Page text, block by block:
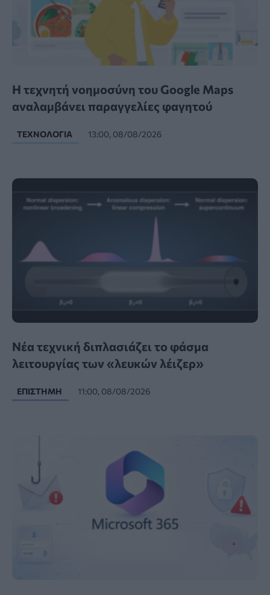
Η τεχνητή νοημοσύνη του Google Maps
αναλαμβάνει παραγγελίες φαγητού
ΤΕΧΝΟΛΟΓΊΑ 13:00, 08/08/2026
Νέα τεχνική διπλασιάζει το φάσμα
λειτουργίας των «λευκών λέιζερ»
ΕΠΙΣΤΉΜΗ 11:00, 08/08/2026